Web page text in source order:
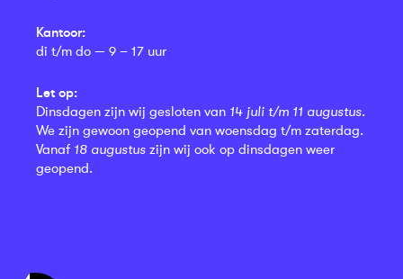
Kantoor:
di t/m do — 9 – 17 uur
Let op:
Dinsdagen zijn wij gesloten van 14 juli t/m 11 augustus.
We zijn gewoon geopend van woensdag t/m zaterdag.
Vanaf 18 augustus zijn wij ook op dinsdagen weer
geopend.